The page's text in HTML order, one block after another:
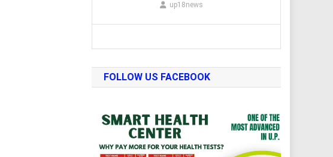
up18news
FOLLOW US FACEBOOK